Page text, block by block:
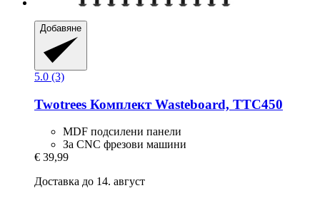
Добавяне
5.0 (3)
Twotrees Комплект Wasteboard, TTC450
MDF подсилени панели
За CNC фрезови машини
€ 39,99
Доставка до 14. август